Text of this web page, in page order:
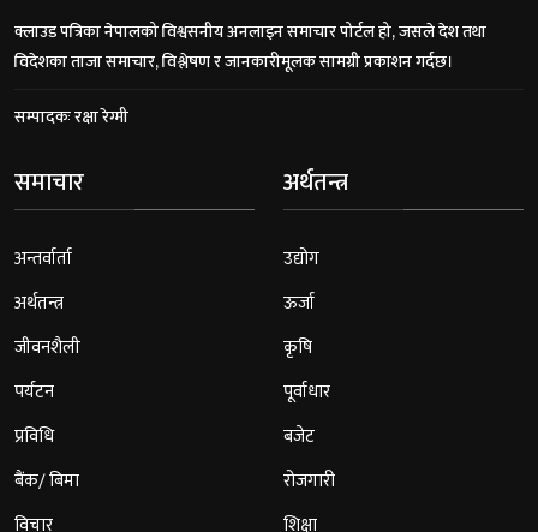
क्लाउड पत्रिका नेपालको विश्वसनीय अनलाइन समाचार पोर्टल हो, जसले देश तथा
विदेशका ताजा समाचार, विश्लेषण र जानकारीमूलक सामग्री प्रकाशन गर्दछ।
सम्पादकः रक्षा रेग्मी
समाचार
अन्तर्वार्ता
अर्थतन्त्र
जीवनशैली
पर्यटन
प्रविधि
बैंक/ बिमा
विचार
अर्थतन्त्र
उद्योग
ऊर्जा
कृषि
पूर्वाधार
बजेट
रोजगारी
शिक्षा